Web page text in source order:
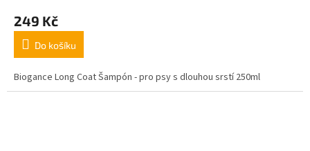
249 Kč
Do košíku
Biogance Long Coat Šampón - pro psy s dlouhou srstí 250ml